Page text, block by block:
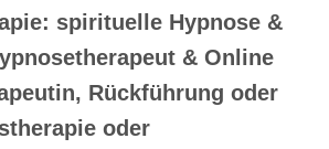
spirituelle Hypnose &
& Online
Rückführung oder
oder